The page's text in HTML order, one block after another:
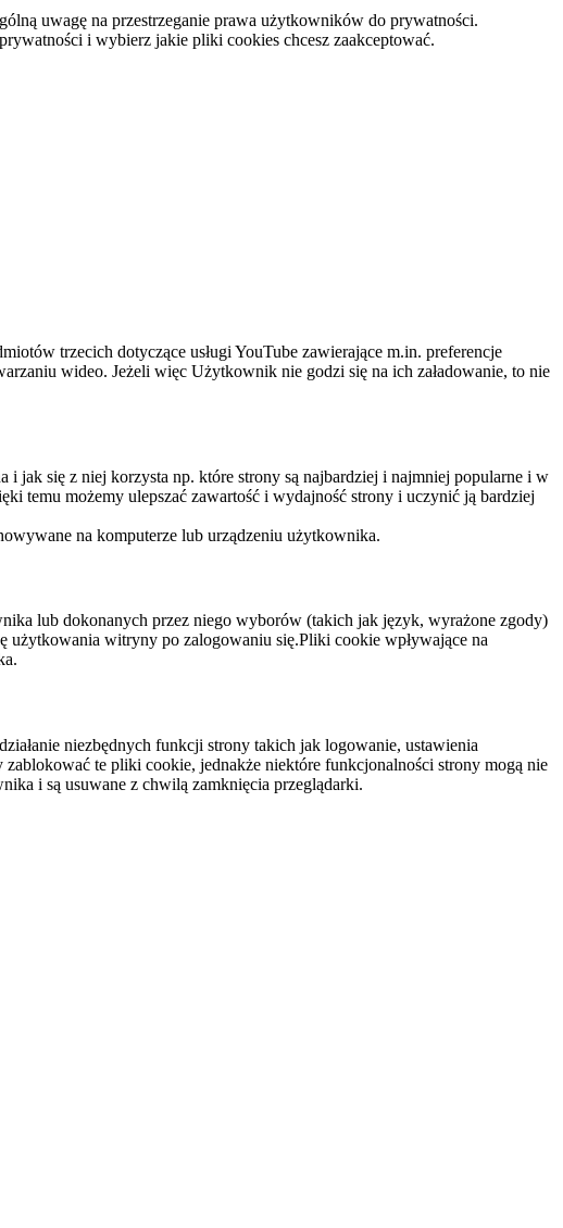
uwagę na przestrzeganie prawa użytkowników do prywatności.
i wybierz jakie pliki cookies chcesz zaakceptować.
trzecich dotyczące usługi YouTube zawierające m.in. preferencje
wideo. Jeżeli więc Użytkownik nie godzi się na ich załadowanie, to nie
jak się z niej korzysta np. które strony są najbardziej i najmniej popularne i w
temu możemy ulepszać zawartość i wydajność strony i uczynić ją bardziej
na komputerze lub urządzeniu użytkownika.
lub dokonanych przez niego wyborów (takich jak język, wyrażone zgody)
witryny po zalogowaniu się.Pliki cookie wpływające na
niezbędnych funkcji strony takich jak logowanie, ustawienia
te pliki cookie, jednakże niektóre funkcjonalności strony mogą nie
i są usuwane z chwilą zamknięcia przeglądarki.